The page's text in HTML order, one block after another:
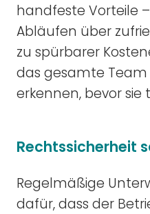
handfeste Vorteile
Abläufen über
zu spürbarer
das gesamte Team
erkennen, bevor sie
Rechtssicherheit
Regelmäßige
dafür, dass der